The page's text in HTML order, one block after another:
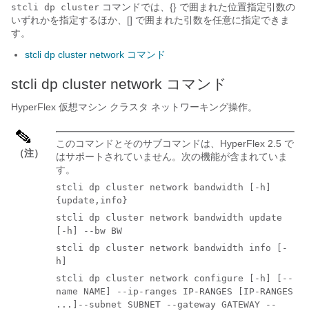
stcli dp cluster コマンドでは、{} で囲まれた位置指定引数の
いずれかを指定するほか、[] で囲まれた引数を任意に指定できま
す。
stcli dp cluster network コマンド
stcli dp cluster network コマンド
HyperFlex 仮想マシン クラスタ ネットワーキング操作。
（注）
このコマンドとそのサブコマンドは、HyperFlex 2.5 で
はサポートされていません。次の機能が含まれていま
す。
stcli dp cluster network bandwidth [-h]
{update,info}
stcli dp cluster network bandwidth update
[-h] --bw BW
stcli dp cluster network bandwidth info [-
h]
stcli dp cluster network configure [-h] [--
name NAME] --ip-ranges IP-RANGES [IP-RANGES
...]--subnet SUBNET --gateway GATEWAY --